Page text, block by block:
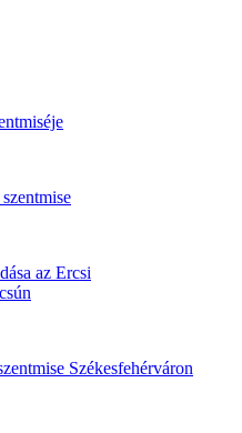
az Ercsi
Székesfehérváron